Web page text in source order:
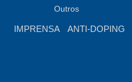
Outros
IMPRENSA ANTI-DOPING